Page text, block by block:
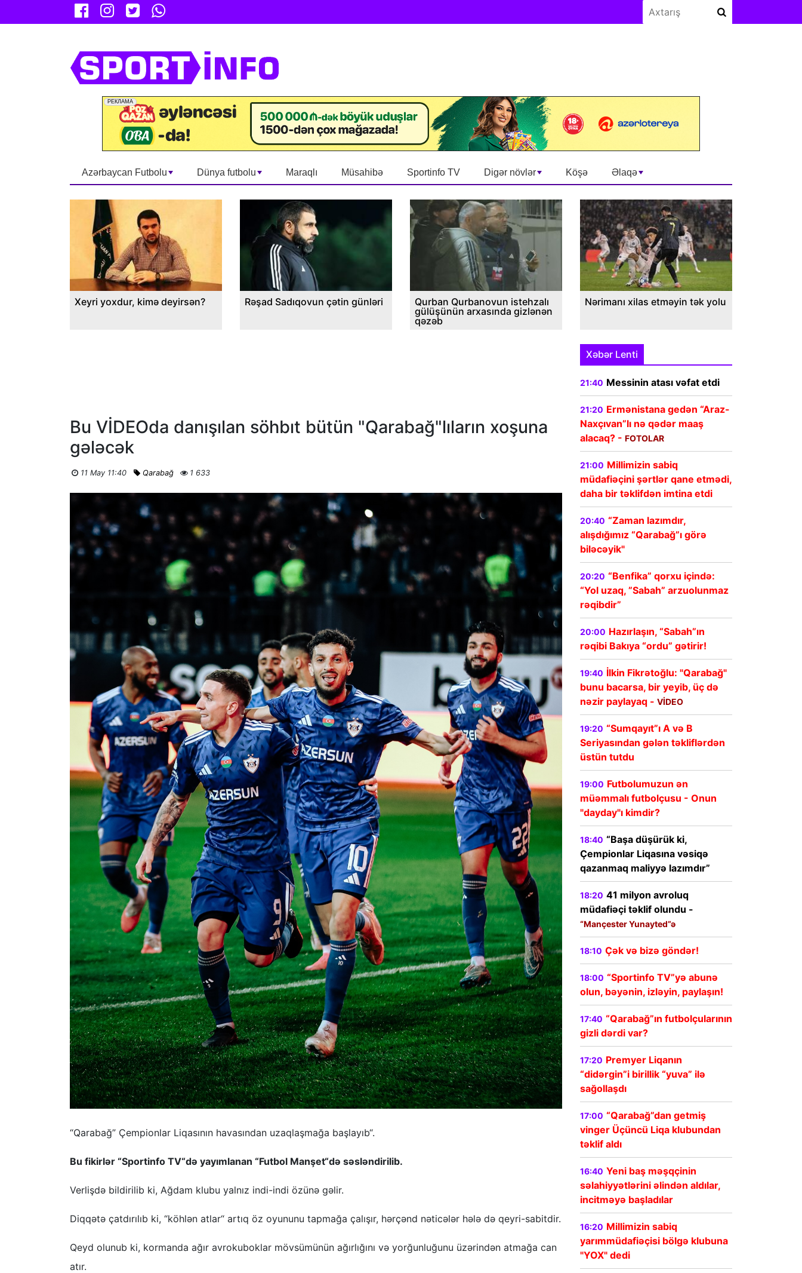
Azərbaycan Futbolu Dünya futbolu Maraqlı Müsahibə Sportinfo TV Digər növlər Köşə Əlaqə
Xeyri yoxdur, kimə deyirsən? Rəşad Sadıqovun çətin günləri
Qurban Qurbanovun istehzalı
gülüşünün arxasında gizlənən
qəzəb
Nərimanı xilas etməyin tək yolu
Bu VİDEOda danışılan söhbıt bütün "Qarabağ"lıların xoşuna
gələcək
11 May 11:40 Qarabağ 1 633
“Qarabağ” Çempionlar Liqasının havasından uzaqlaşmağa başlayıb“.
Bu fikirlər “Sportinfo TV“də yayımlanan “Futbol Manşet“də səsləndirilib.
Verlişdə bildirilib ki, Ağdam klubu yalnız indi-indi özünə gəlir.
Diqqətə çatdırılıb ki, “köhlən atlar“ artıq öz oyununu tapmağa çalışır, hərçənd nəticələr hələ də qeyri-sabitdir.
Qeyd olunub ki, kormanda ağır avrokuboklar mövsümünün ağırlığını və yorğunluğunu üzərindən atmağa can
atır.
Xəbər Lenti
21:40 Messinin atası vəfat etdi
21:20 Ermənistana gedən “Araz-
Naxçıvan”lı nə qədər maaş
alacaq? - FOTOLAR
21:00 Millimizin sabiq
müdafiəçini şərtlər qane etmədi,
daha bir təklifdən imtina etdi
20:40 “Zaman lazımdır,
alışdığımız “Qarabağ”ı görə
biləcəyik"
20:20 “Benfika” qorxu içində:
“Yol uzaq, ”Sabah” arzuolunmaz
rəqibdir”
20:00 Hazırlaşın, “Sabah”ın
rəqibi Bakıya “ordu” gətirir!
19:40 İlkin Fikrətoğlu: "Qarabağ"
bunu bacarsa, bir yeyib, üç də
nəzir paylayaq - VİDEO
19:20 “Sumqayıt”ı A və B
Seriyasından gələn təkliflərdən
üstün tutdu
19:00 Futbolumuzun ən
müəmmalı futbolçusu - Onun
"dayday"ı kimdir?
18:40 “Başa düşürük ki,
Çempionlar Liqasına vəsiqə
qazanmaq maliyyə lazımdır”
18:20 41 milyon avroluq
müdafiəçi təklif olundu -
“Mançester Yunayted”ə
18:10 Çək və bizə göndər!
18:00 “Sportinfo TV”yə abunə
olun, bəyənin, izləyin, paylaşın!
17:40 “Qarabağ”ın futbolçularının
gizli dərdi var?
17:20 Premyer Liqanın
“didərgin”i birillik “yuva” ilə
sağollaşdı
17:00 “Qarabağ”dan getmiş
vinger Üçüncü Liqa klubundan
təklif aldı
16:40 Yeni baş məşqçinin
səlahiyyətlərini əlindən aldılar,
incitməyə başladılar
16:20 Millimizin sabiq
yarımmüdafiəçisi bölgə klubuna
"YOX" dedi